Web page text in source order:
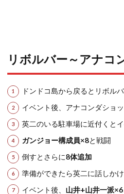
リボルバー～アナコ
ドンドコ島から戻るとリボル
イベント後、アナコンダショ
英二のいる駐車場に近付くと
ガンジョー構成員×8と戦闘
倒すとさらに8体追加
準備ができたら英二に話しか
イベント後、 山井+山井一派×6